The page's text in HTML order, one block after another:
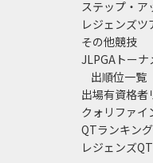
ステップ・ア
レジェンズツ
その他競技
JLPGAトー
出順位一覧
出場有資格者
クォリファイ
QTランキン
レジェンズ